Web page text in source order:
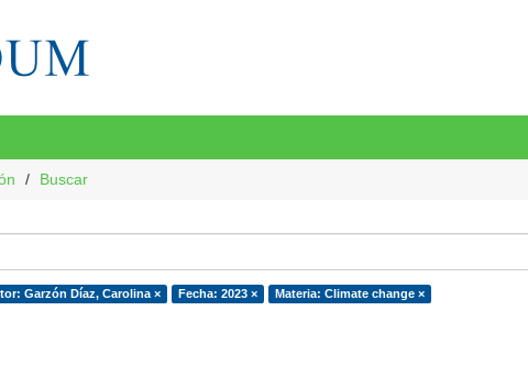
Buscar
Garzón Díaz, Carolina × Fecha: 2023 × Materia: Climate change ×